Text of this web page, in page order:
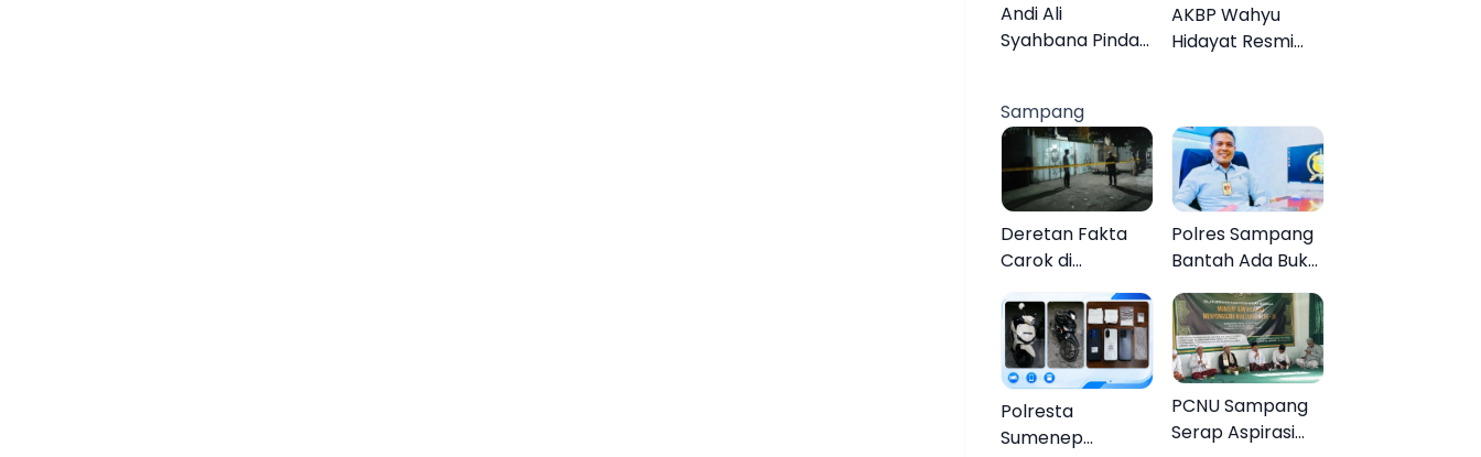
Lebih Jelas
Organisasi
Andi Ali
Syahbana Pindah
AKBP Wahyu
Hidayat Resmi
Disambut Tradisi
Gerbang Pora
Sampang
Deretan Fakta
Carok di
60 Tahun Duel
Melawan 2 Pria
Polres Sampang
Bantah Ada Bukti
Kasus Rudapaksa
Anak 27
Tersangka
Polresta
Sumenep
PCNU Sampang
Serap Aspirasi